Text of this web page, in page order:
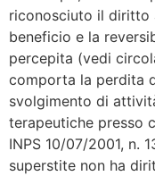
riconosciuto il diritto
beneficio e la
percepita (vedi
comporta la perdita
svolgimento di
terapeutiche presso
INPS 10/07/2001, n.
superstite non ha